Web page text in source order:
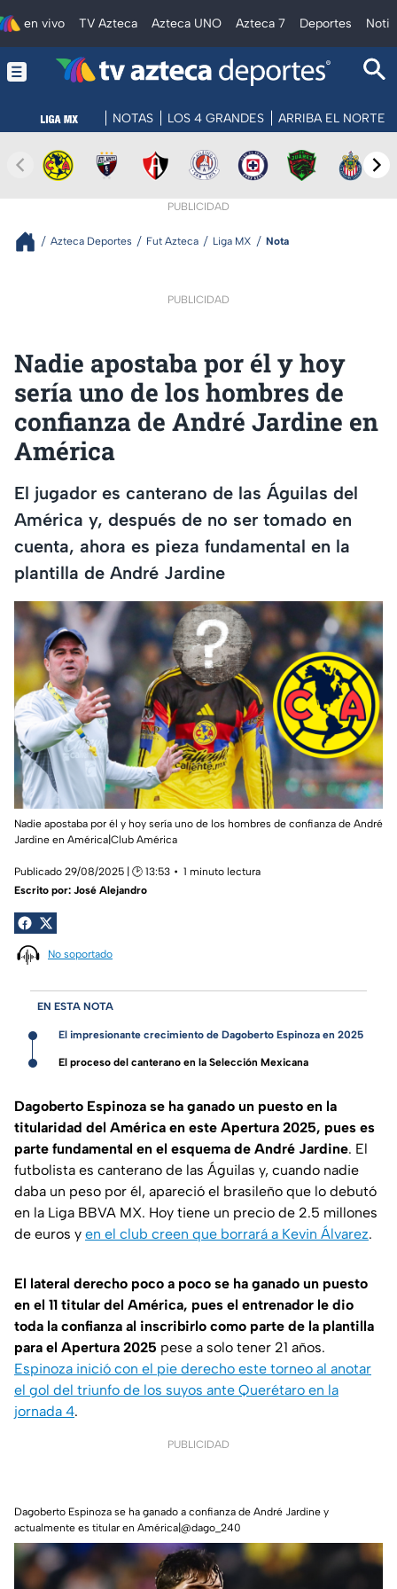
en vivo TV Azteca Azteca UNO Azteca 7 Deportes
NOTAS LOS 4 GRANDES ARRIBA EL NORTE
PUBLICIDAD
Azteca Deportes Fut Azteca Liga MX Nota
PUBLICIDAD
Nadie apostaba por él y hoy
sería uno de los hombres de
confianza de André Jardine en
América
El jugador es canterano de las Águilas del
América y, después de no ser tomado en
cuenta, ahora es pieza fundamental en la
plantilla de André Jardine
Nadie apostaba por él y hoy sería uno de los hombres de confianza de André
Jardine en América|Club América
Publicado 29/08/2025 | 🕑 13:53
1 minuto lectura
Escrito por: José Alejandro
No soportado
EN ESTA NOTA
El impresionante crecimiento de Dagoberto Espinoza en 2025
El proceso del canterano en la Selección Mexicana
Dagoberto Espinoza se ha ganado un puesto en la
titularidad del América en este Apertura 2025, pues es
parte fundamental en el esquema de André Jardine. El
futbolista es canterano de las Águilas y, cuando nadie
daba un peso por él, apareció el brasileño que lo debutó
en la Liga BBVA MX. Hoy tiene un precio de 2.5 millones
de euros y en el club creen que borrará a Kevin Álvarez.
El lateral derecho poco a poco se ha ganado un puesto
en el 11 titular del América, pues el entrenador le dio
toda la confianza al inscribirlo como parte de la plantilla
para el Apertura 2025 pese a solo tener 21 años.
Espinoza inició con el pie derecho este torneo al anotar
el gol del triunfo de los suyos ante Querétaro en la
jornada 4.
PUBLICIDAD
Dagoberto Espinoza se ha ganado a confianza de André Jardine y
actualmente es titular en América|@dago_240